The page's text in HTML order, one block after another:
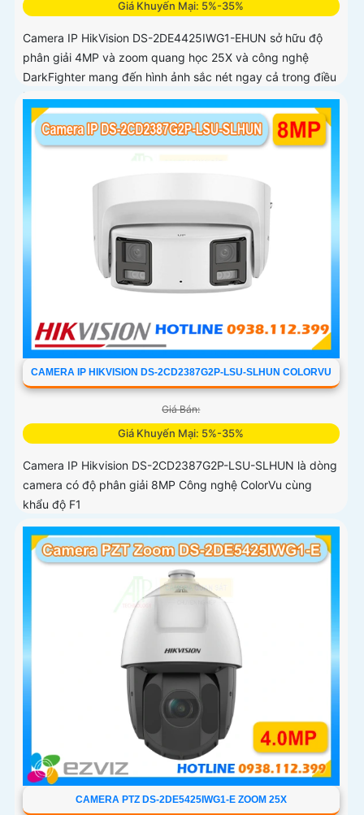
Giá Khuyến Mại: 5%-35%
Camera IP HikVision DS-2DE4425IWG1-EHUN sở hữu độ
phân giải 4MP và zoom quang học 25X và công nghệ
DarkFighter mang đến hình ảnh sắc nét ngay cả trong điều
kiện thiếu sáng
CAMERA IP HIKVISION DS-2CD2387G2P-LSU-SLHUN COLORVU
Giá Bán:
Giá Khuyến Mại: 5%-35%
Camera IP Hikvision DS-2CD2387G2P-LSU-SLHUN là dòng
camera có độ phân giải 8MP Công nghệ ColorVu cùng
khẩu độ F1
CAMERA PTZ DS-2DE5425IWG1-E ZOOM 25X